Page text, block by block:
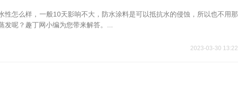
怎么样，一般10天影响不大，防水涂料是可以抵抗水的侵蚀，所以也不用那
呢？趣丁网小编为您带来解答。...
2023-03-30 13:22